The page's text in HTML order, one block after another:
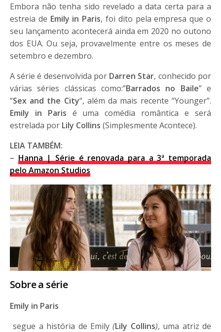
Embora não tenha sido revelado a data certa para a
estreia de Emily in Paris, foi dito pela empresa que o
seu lançamento acontecerá ainda em 2020 no outono
dos EUA. Ou seja, provavelmente entre os meses de
setembro e dezembro.
A série é desenvolvida por Darren Star, conhecido por
várias séries clássicas como:”Barrados no Baile” e
“Sex and the City“, além da mais recente “Younger”.
Emily in Paris é uma comédia romântica e será
estrelada por Lily Collins (Simplesmente Acontece).
LEIA TAMBÉM:
– Hanna | Série é renovada para a 3ª temporada
pelo Amazon Studios
Sobre a série
Emily in Paris
segue a história de Emily(Lily Collins), uma atriz de